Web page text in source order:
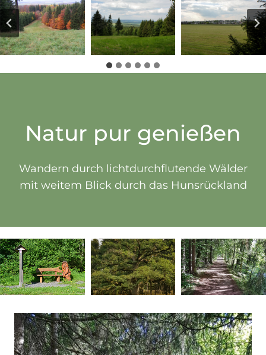
Natur pur genießen
Wandern durch lichtdurchflutende Wälder
mit weitem Blick durch das Hunsrückland